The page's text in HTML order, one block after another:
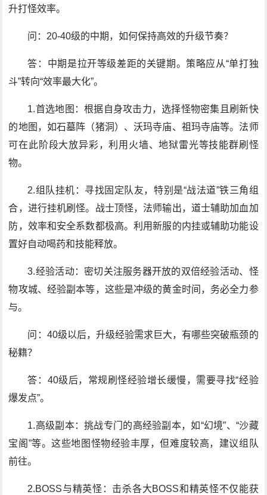
升打怪效率。
问：20-40级的中期，如何保持高效的升级节奏？
答：中期是拉开等级差距的关键期。策略应从“单打独
斗”转向“效率最大化”。
1.首选地图：根据自身攻击力，选择怪物密集且刷新快
的地图，如石墓阵（猪洞）、沃玛寺庙、祖玛寺庙等。法师
可在此阶段大放异彩，利用火墙、地狱雷光等技能群刷怪
物。
2.组队挂机：寻找固定队友，特别是“战法道”铁三角组
合，进行挂机刷怪。战士顶怪，法师输出，道士辅助加血加
防，效率和安全系数都极高。利用新服的内挂或辅助功能设
置好自动喝药和技能释放。
3.经验活动：密切关注服务器开放的双倍经验活动、怪
物攻城、经验副本等，这些是冲级的黄金时间，务必全力参
与。
问：40级以后，升级经验需求巨大，有哪些突破瓶颈的
秘籍？
答：40级后，常规刷怪经验增长缓慢，需要寻找“经验
爆发点”。
1.高级副本：挑战专门的高经验副本，如“幻境”、“沙藏
宝阁”等。这些地图怪物经验丰厚，但难度较高，建议组队
前往。
2.BOSS与精英怪：击杀各大BOSS和精英怪不仅能获